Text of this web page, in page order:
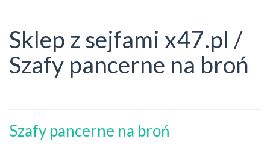
Sklep z sejfami x47.pl /
Szafy pancerne na broń
Szafy pancerne na broń